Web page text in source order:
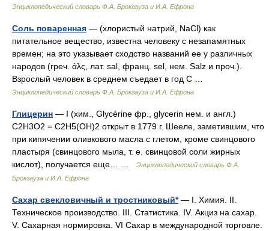
Энциклопедический словарь Ф.А. Брокгауза и И.А. Ефрона
Соль поваренная — (хлористый натрий, NaCl) как
питательное вещество, известна человеку с незапамятных
времен; на это указывает сходство названий ее у различных
народов (греч. άλς, лат. sal, франц. sel, нем. Salz и проч.).
Взрослый человек в среднем съедает в год С …
Энциклопедический словарь Ф.А. Брокгауза и И.А. Ефрона
Глицерин — I (хим., Glycérine фр., glycerin нем. и англ.)
С2Н3О2 = С2Н5(ОН)2 открыт в 1779 г. Шееле, заметившим, что
при кипячении оливкового масла с глетом, кроме свинцового
пластыря (свинцового мыла, т. е. свинцовой соли жирных
кислот), получается еще… …
Энциклопедический словарь Ф.А.
Брокгауза и И.А. Ефрона
Сахар свекловичный и тростниковый*— I. Химия. II.
Техническое производство. III. Статистика. IV. Акциз на сахар.
V. Сахарная нормировка. VI Сахар в международной торговле.